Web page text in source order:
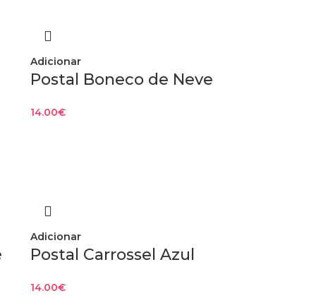
Adicionar
Postal Boneco de Neve
14.00€
Adicionar
Postal Carrossel Azul
14.00€